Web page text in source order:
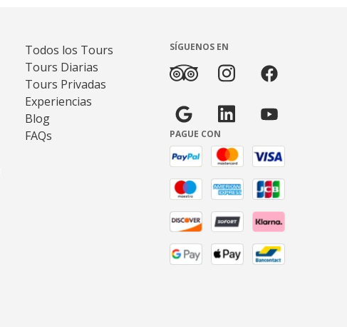
Todos los Tours
Tours Diarias
Tours Privadas
Experiencias
Blog
FAQs
SÍGUENOS EN
PAGUE CON